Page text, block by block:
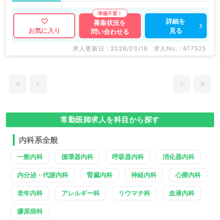
お気に入り
募集状況を
問い合わせる
詳細を
見る
求人更新日 : 2026/03/16 求人No. : 617525
常勤医師求人を科目から探す
内科系全般
一般内科 循環器内科 呼吸器内科 消化器内科
内分泌・代謝内科 腎臓内科 神経内科 心療内科
老年内科 アレルギー科 リウマチ科 血液内科
膠原病科